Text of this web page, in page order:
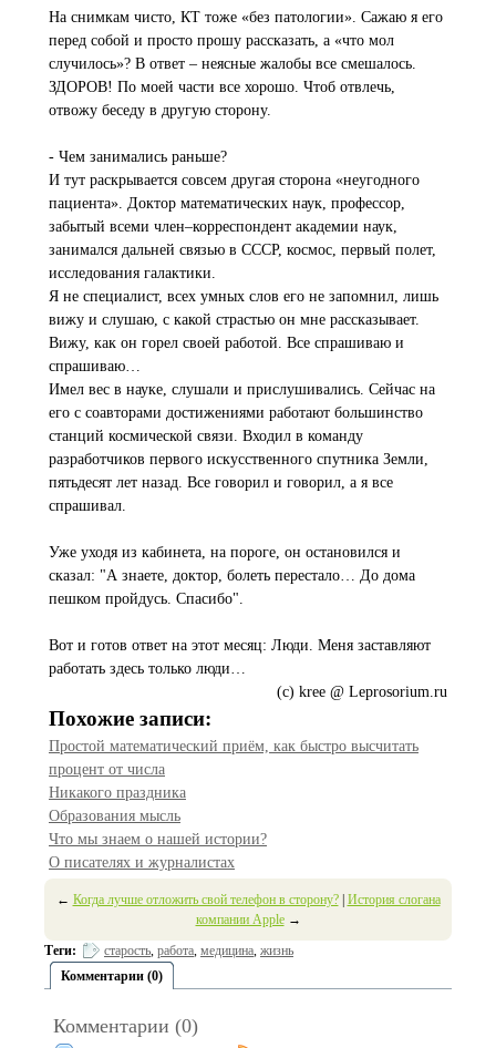
На снимкам чисто, КТ тоже «без патологии». Сажаю я его
перед собой и просто прошу рассказать, а «что мол
случилось»? В ответ – неясные жалобы все смешалось.
ЗДОРОВ! По моей части все хорошо. Чтоб отвлечь,
отвожу беседу в другую сторону.
- Чем занимались раньше?
И тут раскрывается совсем другая сторона «неугодного
пациента». Доктор математических наук, профессор,
забытый всеми член–корреспондент академии наук,
занимался дальней связью в СССР, космос, первый полет,
исследования галактики.
Я не специалист, всех умных слов его не запомнил, лишь
вижу и слушаю, с какой страстью он мне рассказывает.
Вижу, как он горел своей работой. Все спрашиваю и
спрашиваю…
Имел вес в науке, слушали и прислушивались. Сейчас на
его с соавторами достижениями работают большинство
станций космической связи. Входил в команду
разработчиков первого искусственного спутника Земли,
пятьдесят лет назад. Все говорил и говорил, а я все
спрашивал.
Уже уходя из кабинета, на пороге, он остановился и
сказал: "А знаете, доктор, болеть перестало… До дома
пешком пройдусь. Спасибо".
Вот и готов ответ на этот месяц: Люди. Меня заставляют
работать здесь только люди…
(с) kree @ Leprosorium.ru
Похожие записи:
Простой математический приём, как быстро высчитать
процент от числа
Никакого праздника
Образования мысль
Что мы знаем о нашей истории?
О писателях и журналистах
← Когда лучше отложить свой телефон в сторону?| История слогана
компании Apple→
Теги:
старость, работа, медицина, жизнь
Комментарии (0)
Комментарии (0)